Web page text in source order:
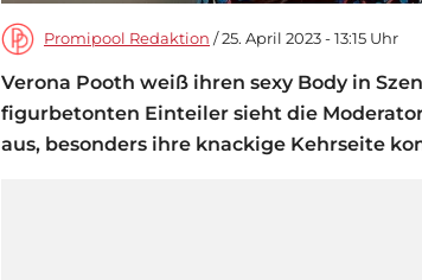
Promipool Redaktion / 25. April 2023 - 13:15 Uhr
Verona Pooth weiß ihren sexy Body in
figurbetonten Einteiler sieht die
aus, besonders ihre knackige Kehrseite